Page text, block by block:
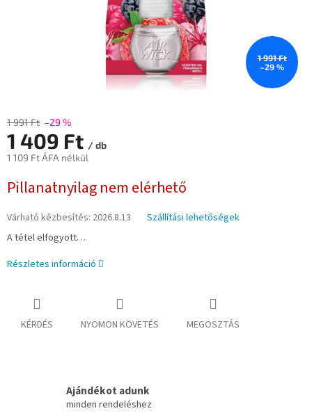
1 991 Ft
–29 %
1 991 Ft –29 %
1 409 Ft / db
1 109 Ft ÁFA nélkül
Pillanatnyilag nem elérhető
Várható kézbesítés: 2026.8.13
Szállítási lehetőségek
A tétel elfogyott…
Részletes információ
KÉRDÉS NYOMON KÖVETÉS MEGOSZTÁS
Ajándékot adunk
minden rendeléshez